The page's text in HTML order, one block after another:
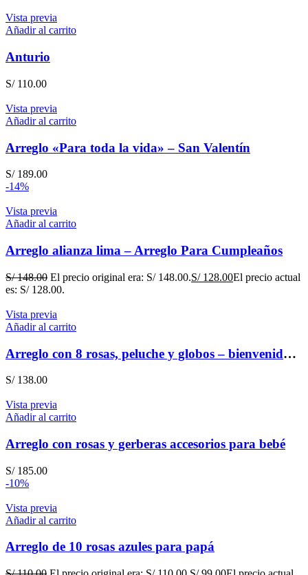
Vista previa
Añadir al carrito
Anturio
S/110.00
Vista previa
Añadir al carrito
Arreglo «Para toda la vida» – San Valentín
S/189.00
-14%
Vista previa
Añadir al carrito
Arreglo alianza lima – Arreglo Para Cumpleaños
S/148.00 El precio original era: S/ 148.00.S/128.00El precio actual
es: S/ 128.00.
Vista previa
Añadir al carrito
Arreglo con 8 rosas, peluche y globos – bienvenida de niño
S/138.00
Vista previa
Añadir al carrito
Arreglo con rosas y gerberas accesorios para bebé
S/185.00
-10%
Vista previa
Añadir al carrito
Arreglo de 10 rosas azules para papá